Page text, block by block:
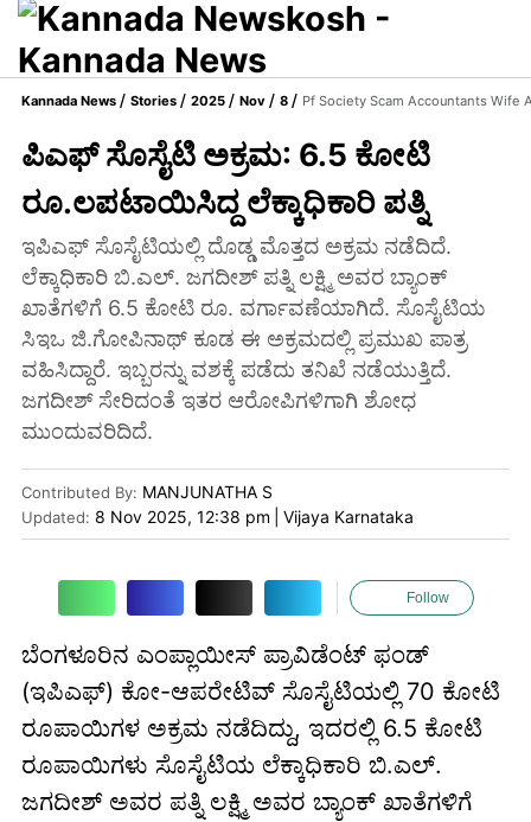
Kannada News Stories 2025 Nov 8 Pf Society Scam Accountants Wife
ಪಿಎಫ್ ಸೊಸೈಟಿ ಅಕ್ರಮ: 6.5 ಕೋಟಿ
ರೂ.ಲಪಟಾಯಿಸಿದ್ದ ಲೆಕ್ಕಾಧಿಕಾರಿ ಪತ್ನಿ
ಇಪಿಎಫ್‌ ಸೊಸೈಟಿಯಲ್ಲಿ ದೊಡ್ಡ ಮೊತ್ತದ ಅಕ್ರಮ ನಡೆದಿದೆ.
ಲೆಕ್ಕಾಧಿಕಾರಿ ಬಿ.ಎಲ್‌. ಜಗದೀಶ್‌ ಪತ್ನಿ ಲಕ್ಷ್ಮಿ ಅವರ ಬ್ಯಾಂಕ್‌
ಖಾತೆಗಳಿಗೆ 6.5 ಕೋಟಿ ರೂ. ವರ್ಗಾವಣೆಯಾಗಿದೆ. ಸೊಸೈಟಿಯ
ಸಿಇಒ ಜಿ.ಗೋಪಿನಾಥ್‌ ಕೂಡ ಈ ಅಕ್ರಮದಲ್ಲಿ ಪ್ರಮುಖ ಪಾತ್ರ
ವಹಿಸಿದ್ದಾರೆ. ಇಬ್ಬರನ್ನು ವಶಕ್ಕೆ ಪಡೆದು ತನಿಖೆ ನಡೆಯುತ್ತಿದೆ.
ಜಗದೀಶ್‌ ಸೇರಿದಂತೆ ಇತರ ಆರೋಪಿಗಳಿಗಾಗಿ ಶೋಧ
ಮುಂದುವರಿದಿದೆ.
Contributed By: MANJUNATHA S
Updated: 8 Nov 2025, 12:38 pm Vijaya Karnataka
Follow
ಬೆಂಗಳೂರಿನ ಎಂಪ್ಲಾಯೀಸ್ ಪ್ರಾವಿಡೆಂಟ್ ಫಂಡ್
(ಇಪಿಎಫ್) ಕೋ-ಆಪರೇಟಿವ್ ಸೊಸೈಟಿಯಲ್ಲಿ 70 ಕೋಟಿ
ರೂಪಾಯಿಗಳ ಅಕ್ರಮ ನಡೆದಿದ್ದು, ಇದರಲ್ಲಿ 6.5 ಕೋಟಿ
ರೂಪಾಯಿಗಳು ಸೊಸೈಟಿಯ ಲೆಕ್ಕಾಧಿಕಾರಿ ಬಿ.ಎಲ್.
ಜಗದೀಶ್ ಅವರ ಪತ್ನಿ ಲಕ್ಷ್ಮಿ ಅವರ ಬ್ಯಾಂಕ್ ಖಾತೆಗಳಿಗೆ